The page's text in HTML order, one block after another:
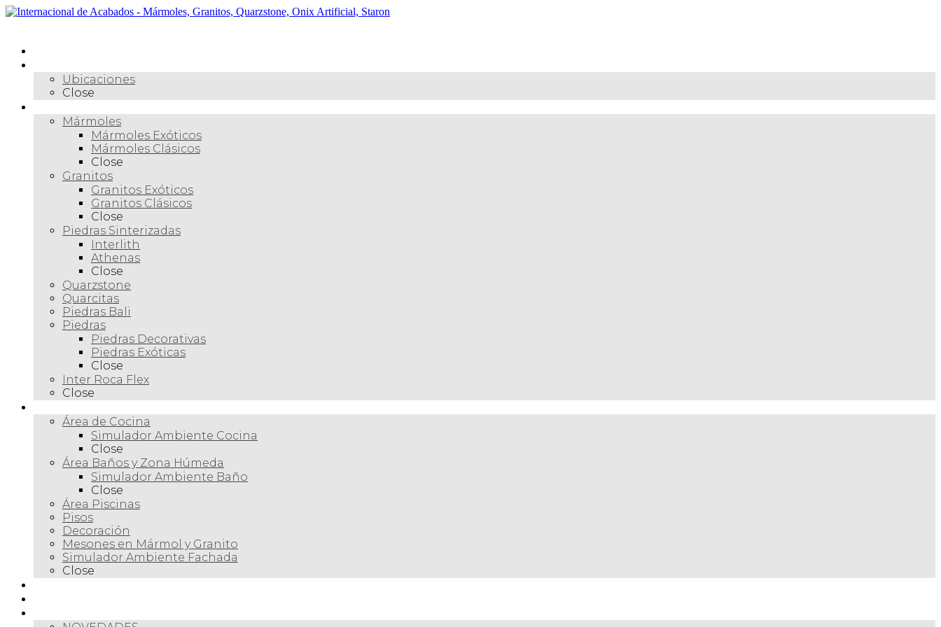
Skip
Ubicaciones
Close
Mármoles
Mármoles Exóticos
Mármoles Clásicos
Close
Granitos
Granitos Exóticos
Granitos Clásicos
Close
Piedras Sinterizadas
Interlith
Athenas
Close
Quarzstone
Quarcitas
Piedras Bali
Piedras
Piedras Decorativas
Piedras Exóticas
Close
Inter Roca Flex
Close
Área de Cocina
Simulador Ambiente Cocina
Close
Área Baños y Zona Húmeda
Simulador Ambiente Baño
Close
Área Piscinas
Pisos
Decoración
Mesones en Mármol y Granito
Simulador Ambiente Fachada
Close